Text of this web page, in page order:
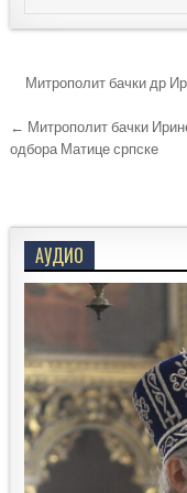
Кретање
чланка
Митрополит бачки др
← Митрополит бачки
одбора Матице српске
АУДИО